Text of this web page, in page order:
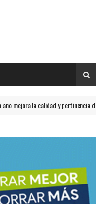
calidad y pertinencia de los trabajos”